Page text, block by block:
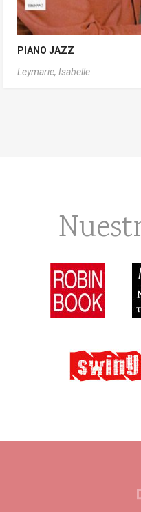
PIANO JAZZ
Leymarie, Isabelle